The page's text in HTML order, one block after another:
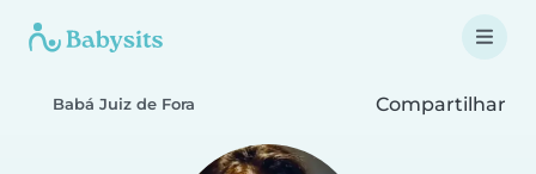
Babá Juiz de Fora Compartilhar